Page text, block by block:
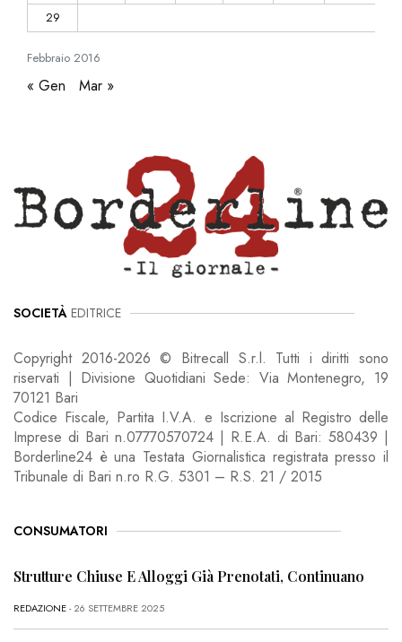
Febbraio 2016
29
« Gen Mar »
SOCIETÀ EDITRICE
Copyright 2016-2026 © Bitrecall S.r.l. Tutti i diritti sono
riservati | Divisione Quotidiani Sede: Via Montenegro, 19
70121 Bari
Codice Fiscale, Partita I.V.A. e Iscrizione al Registro delle
Imprese di Bari n.07770570724 | R.E.A. di Bari: 580439 |
Borderline24 è una Testata Giornalistica registrata presso il
Tribunale di Bari n.ro R.G. 5301 – R.S. 21 / 2015
CONSUMATORI
Strutture Chiuse E Alloggi Già Prenotati, Continuano
REDAZIONE- 26 SETTEMBRE 2025